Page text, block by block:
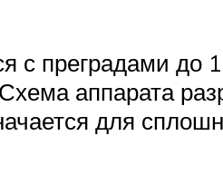
с преградами до
аппарата
для